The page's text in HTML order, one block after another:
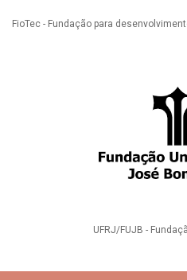
FioTec - Fundação para
UFRJ/FUJB -